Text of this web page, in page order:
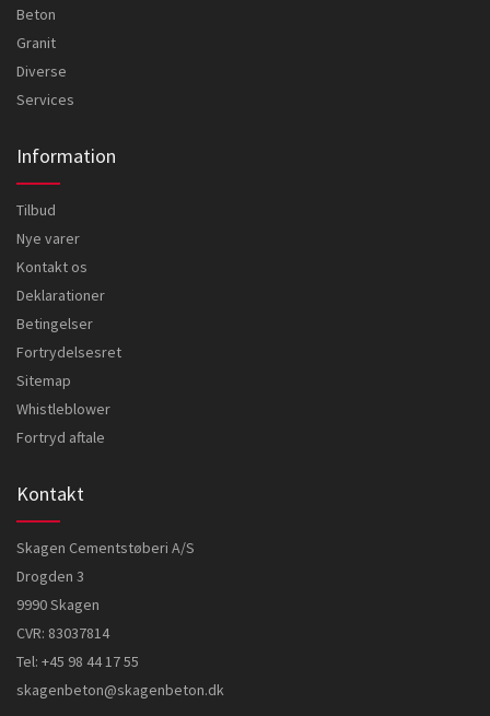
Beton
Granit
Diverse
Services
Information
Tilbud
Nye varer
Kontakt os
Deklarationer
Betingelser
Fortrydelsesret
Sitemap
Whistleblower
Fortryd aftale
Kontakt
Skagen Cementstøberi A/S
Drogden 3
9990 Skagen
CVR: 83037814
Tel: +45 98 44 17 55
skagenbeton@skagenbeton.dk